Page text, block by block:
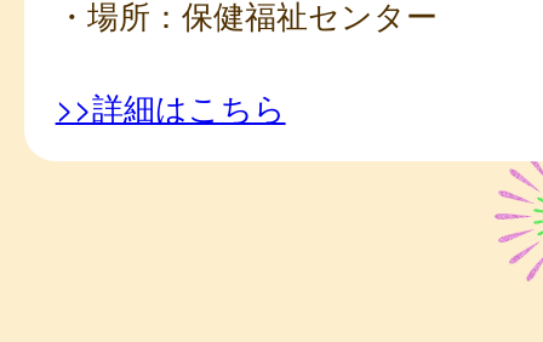
・場所：保健福祉センター
>>詳細はこちら